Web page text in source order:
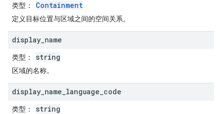
类型 ： Containment
定义目标位置与区域之间的空间关系。
display name
类型 ： string
区域的名称。
display name language code
类型 ： string